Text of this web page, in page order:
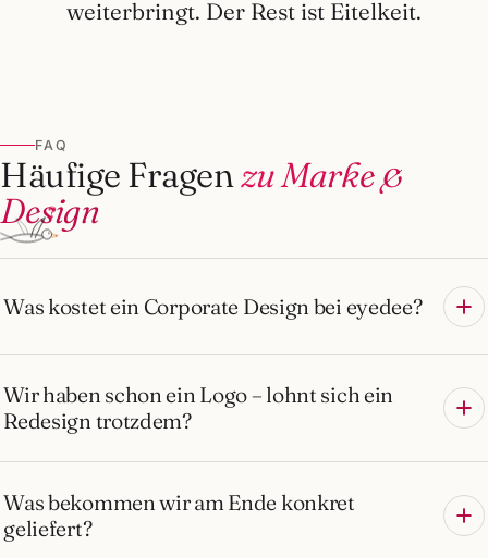
weiterbringt. Der Rest ist Eitelkeit.
FAQ
Häufige Fragen zu Marke &
Design
?
Was kostet ein Corporate Design bei eyedee?
Wir haben schon ein Logo – lohnt sich ein
Redesign trotzdem?
Was bekommen wir am Ende konkret
geliefert?